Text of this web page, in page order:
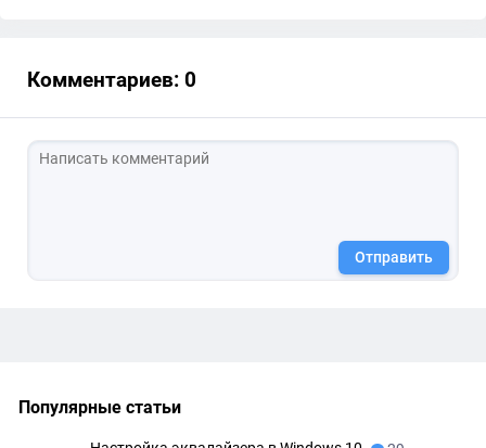
Популярные статьи
Комментариев: 0
Отправить